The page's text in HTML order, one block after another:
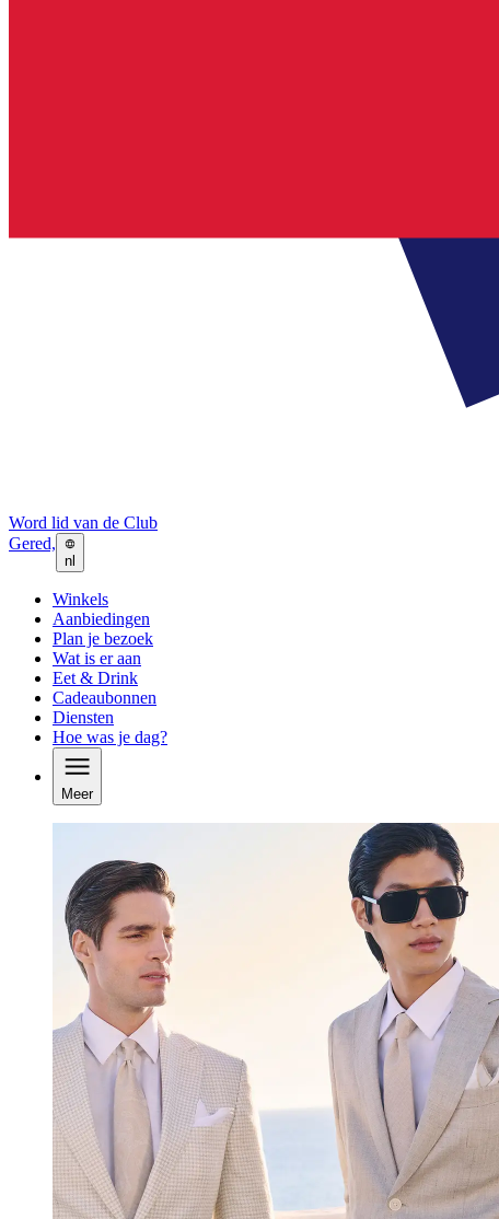
Word lid van de Club
Gered,
nl
Winkels
Aanbiedingen
Plan je bezoek
Wat is er aan
Eet & Drink
Cadeaubonnen
Diensten
Hoe was je dag?
Meer